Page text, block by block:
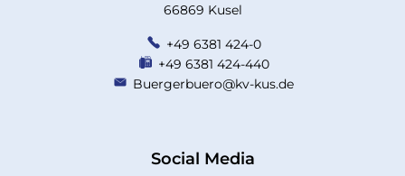
66869 Kusel
+49 6381 424-0
+49 6381 424-440
Buergerbuero@kv-kus.de
Social Media